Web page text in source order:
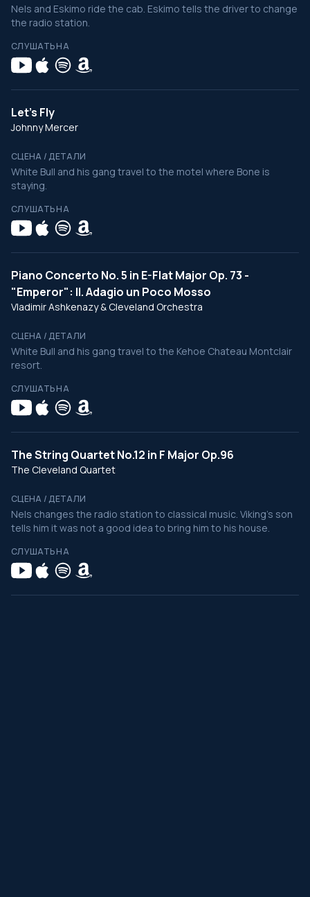
Nels and Eskimo ride the cab. Eskimo tells the driver to change
the radio station.
СЛУШАТЬ НА
Let's Fly
Johnny Mercer
СЦЕНА / ДЕТАЛИ
White Bull and his gang travel to the motel where Bone is
staying.
СЛУШАТЬ НА
Piano Concerto No. 5 in E-Flat Major Op. 73 -
"Emperor": II. Adagio un Poco Mosso
Vladimir Ashkenazy & Cleveland Orchestra
СЦЕНА / ДЕТАЛИ
White Bull and his gang travel to the Kehoe Chateau Montclair
resort.
СЛУШАТЬ НА
The String Quartet No.12 in F Major Op.96
The Cleveland Quartet
СЦЕНА / ДЕТАЛИ
Nels changes the radio station to classical music. Viking’s son
tells him it was not a good idea to bring him to his house.
СЛУШАТЬ НА